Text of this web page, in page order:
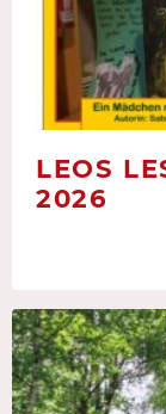
LEOS
2026